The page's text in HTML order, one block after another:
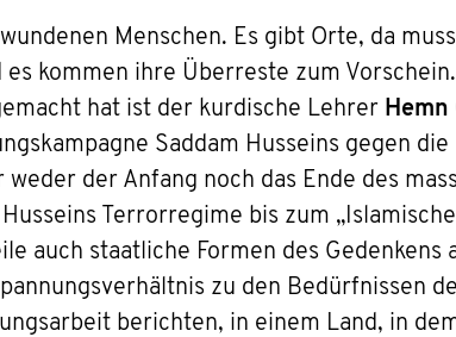
Menschen. Es gibt Orte, da
kommen ihre Überreste zum
hat ist der kurdische Lehrer
Saddam Husseins gegen
weder der Anfang noch das Ende des
Terrorregime bis zum
auch staatliche Formen des Gedenkens
zu den Bedürfnissen
berichten, in einem Land, in